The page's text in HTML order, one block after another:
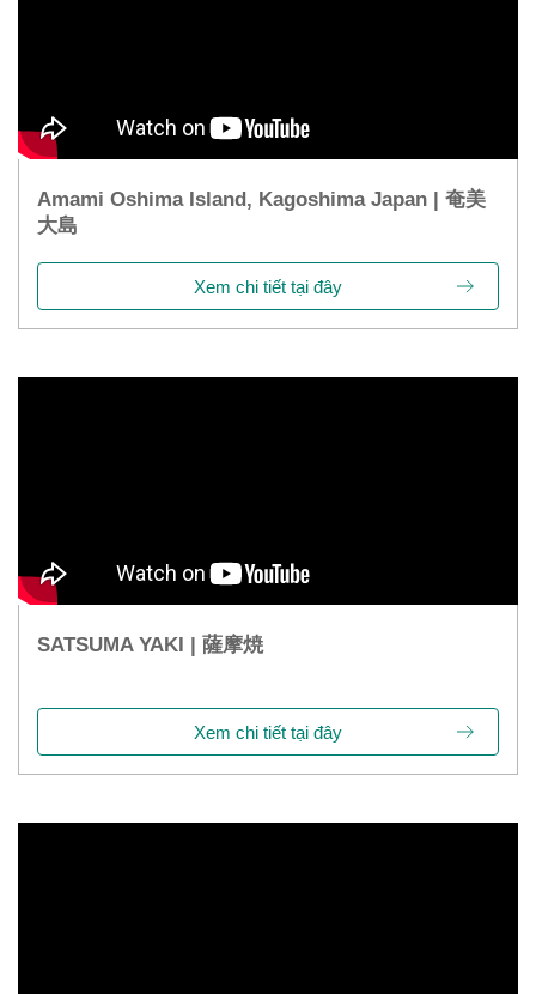
Amami Oshima Island, Kagoshima Japan | 奄美
大島
Xem chi tiết tại đây
SATSUMA YAKI | 薩摩焼
Xem chi tiết tại đây